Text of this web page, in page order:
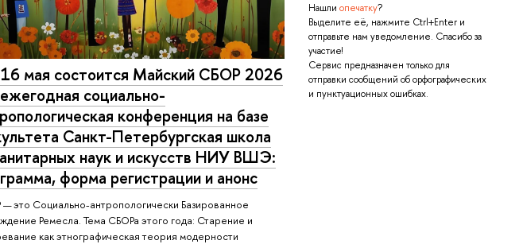
Нашли опечатку?
Выделите её, нажмите Ctrl+Enter и
отправьте нам уведомление. Спасибо за
участие!
Сервис предназначен только для
отправки сообщений об орфографических
и пунктуационных ошибках.
мая состоится Майский СБОР 2026
социально-
конференция на базе
Санкт-Петербургская школа
наук и искусств НИУ ВШЭ:
форма регистрации и анонс
это Социально-антропологически Базированное
Ремесла. Тема СБОРа этого года: Старение и
как этнографическая теория модерности